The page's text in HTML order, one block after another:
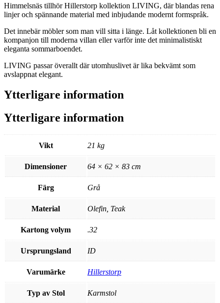
Himmelsnäs tillhör Hillerstorp kollektion LIVING, där blandas rena
linjer och spännande material med inbjudande modernt formspråk.
Det innebär möbler som man vill sitta i länge. Låt kollektionen bli en
kompanjon till moderna villan eller varför inte det minimalistiskt
eleganta sommarboendet.
LIVING passar överallt där utomhuslivet är lika bekvämt som
avslappnat elegant.
Ytterligare information
Ytterligare information
Vikt 21 kg
Dimensioner 64 × 62 × 83 cm
Färg Grå
Material Olefin, Teak
Kartong volym .32
Ursprungsland ID
Varumärke Hillerstorp
Typ av Stol Karmstol